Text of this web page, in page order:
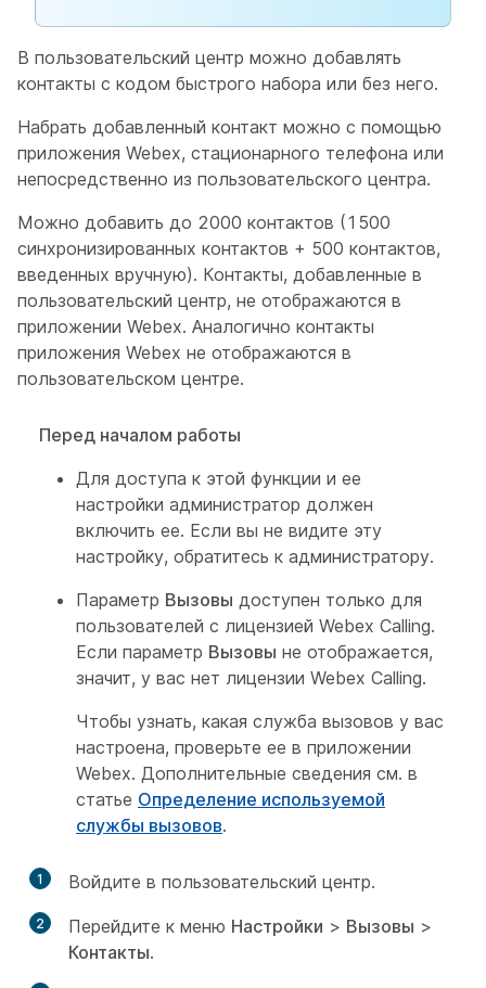
В пользовательский центр можно добавлять
контакты с кодом быстрого набора или без него.
Набрать добавленный контакт можно с помощью
приложения Webex, стационарного телефона или
непосредственно из пользовательского центра.
Можно добавить до 2000 контактов (1500
синхронизированных контактов + 500 контактов,
введенных вручную). Контакты, добавленные в
пользовательский центр, не отображаются в
приложении Webex. Аналогично контакты
приложения Webex не отображаются в
пользовательском центре.
Перед началом работы
Для доступа к этой функции и ее
настройки администратор должен
включить ее. Если вы не видите эту
настройку, обратитесь к администратору.
Параметр Вызовы доступен только для
пользователей с лицензией Webex Calling.
Если параметр Вызовы не отображается,
значит, у вас нет лицензии Webex Calling.
Чтобы узнать, какая служба вызовов у вас
настроена, проверьте ее в приложении
Webex. Дополнительные сведения см. в
статье Определение используемой
службы вызовов.
1 Войдите в пользовательский центр.
2 Перейдите к меню Настройки > Вызовы >
Контакты.